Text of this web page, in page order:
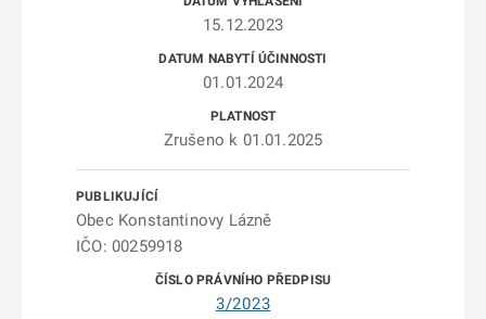
15.12.2023
01.01.2024
Zrušeno k 01.01.2025
Obec Konstantinovy Lázně
IČO: 00259918
3/2023